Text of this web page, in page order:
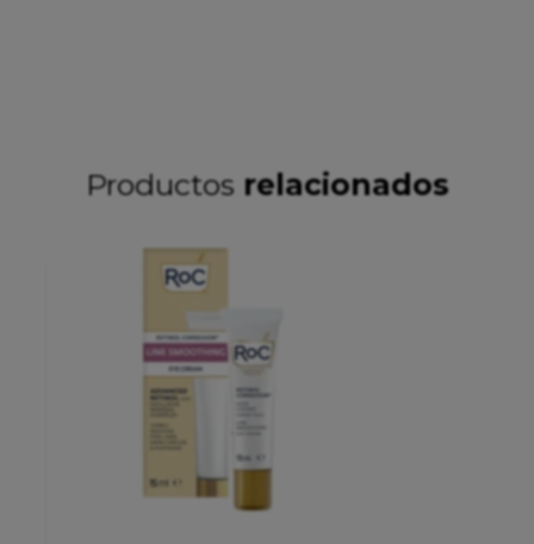
Productos relacionados